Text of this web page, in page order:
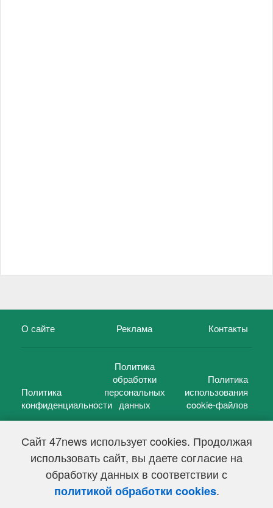
Сайт 47news использует cookies. Продолжая
использовать сайт, вы даете согласие на
обработку данных в соответствии с
политикой обработки cookies.
О сайте Реклама Контакты
Политика
конфиденциальности
Политика
обработки
персональных
данных
Политика
использования
cookie-файлов
47 новостей (47 news)2005 — 2026 г.
Свидетельство о регистрации СМИ Эл № ФС 77-39848, выдано
Федеральной службой по надзору в сфере связи,
информационных технологий и массовых коммуникаций